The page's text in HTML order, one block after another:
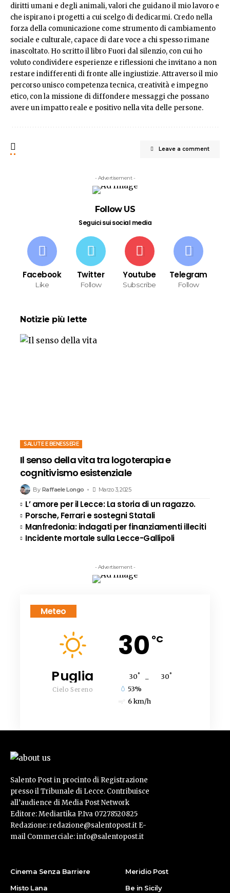
diritti umani e degli animali, valori che guidano il mio lavoro e
che ispirano i progetti a cui scelgo di dedicarmi. Credo nella
forza della comunicazione come strumento di cambiamento
sociale e culturale, capace di dare voce a chi spesso rimane
inascoltato. Ho scritto il libro Fuori dal silenzio, con cui ho
voluto condividere esperienze e riflessioni che invitano a non
restare indifferenti di fronte alle ingiustizie. Attraverso il mio
percorso unisco competenza tecnica, creatività e impegno
etico, con la missione di diffondere messaggi che possano
avere un impatto reale e positivo nella vita delle persone.
Leave a comment
- Advertisement -
Follow US
Seguici sui social media
Facebook
Like
Twitter
Follow
Youtube
Subscribe
Telegram
Follow
Notizie più lette
SALUTE E BENESSERE
Il senso della vita tra logoterapia e
cognitivismo esistenziale
By Raffaele Longo Marzo 3, 2025
L’ amore per il Lecce: La storia di un ragazzo.
Porsche, Ferrari e sostegni Statali
Manfredonia: indagati per finanziamenti illeciti
Incidente mortale sulla Lecce-Gallipoli
- Advertisement -
Meteo
30 °C
Puglia
Cielo Sereno
30° 30°
53%
6 km/h
Salento Post in procinto di Registrazione
presso il Tribunale di Lecce. Contribuisce
all’audience di Media Post Network
Editore: Mediartika P.Iva 07278520825
Redazione: redazione@salentopost.it E-
mail Commerciale: info@salentopost.it
Cinema Senza Barriere
Misto Lana
Meridio Post
Be in Sicily